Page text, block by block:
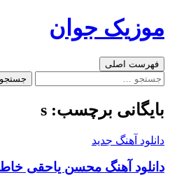
به
موزیک جوان
جست‌وجو
فهرست اصلی
جستجو
بایگانی برچسب: s
دانلود آهنگ جدید
دانلود آهنگ محسن یاحقی